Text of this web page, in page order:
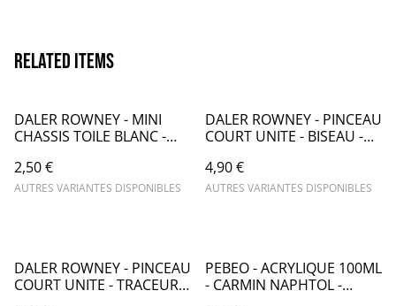
Related items
DALER ROWNEY - MINI
CHASSIS TOILE BLANC -
2,50 €
AUTRES VARIANTES DISPONIBLES
DALER ROWNEY - PINCEAU
COURT UNITE - BISEAU -
4,90 €
AUTRES VARIANTES DISPONIBLES
DALER ROWNEY - PINCEAU
COURT UNITE - TRACEUR
PEBEO - ACRYLIQUE 100ML
- CARMIN NAPHTOL -